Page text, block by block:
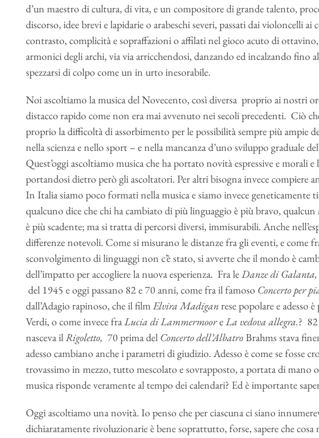
d’un maestro di cultura, di vita, e un compositore di grande talento,
discorso, idee brevi e lapidarie o arabeschi severi, passati dai violoncelli
contrasto, complicità e sopraffazioni o affilati nel gioco acuto di
armonici degli archi, via via arricchendosi, danzando ed incalzando fino
spezzarsi di colpo come un in urto inesorabile.
Noi ascoltiamo la musica del Novecento, così diversa proprio ai nostri
distacco rapido come non era mai avvenuto nei secoli precedenti. Ciò
proprio la difficoltà di assorbimento per le possibilità sempre più ampie
nella scienza e nello sport – e nella mancanza d’uno sviluppo graduale
Quest’oggi ascoltiamo musica che ha portato novità espressive e morali
portandosi dietro però gli ascoltatori. Per altri bisogna invece compiere
In Italia siamo poco formati nella musica e siamo invece geneticamente
qualcuno dice che chi ha cambiato di più linguaggio è più bravo,
è più scadente; ma si tratta di percorsi diversi, immisurabili. Anche
differenze notevoli. Come si misurano le distanze fra gli eventi, e come
sconvolgimento di linguaggi non c’è stato, si avverte che il mondo è
dell’impatto per accogliere la nuova esperienza. Fra leDanze di Galanta,
del 1945 e oggi passano 82 e 70 anni, come fra il famoso Concerto per
dall’Adagio rapinoso, che il filmElvira Madiganrese popolare e adesso
Verdi, o come invece fraLucia di LammermooreLa vedova allegra.?
nasceva ilRigoletto, 70 prima del Concerto dell’AlbatroBrahms stava
adesso cambiano anche i parametri di giudizio. Adesso è come se fosse
trovassimo in mezzo, tutto mescolato e sovrapposto, a portata di mano
musica risponde veramente al tempo dei calendari? Ed è importante
Oggi ascoltiamo una novità. Io penso che per ciascuna ci siano
dichiaratamente rivoluzionarie è bene soprattutto, forse, sapere che cosa